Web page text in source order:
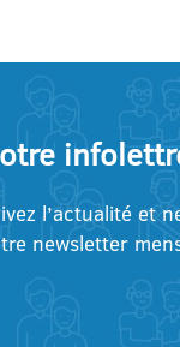
l’actualité et
newsletter